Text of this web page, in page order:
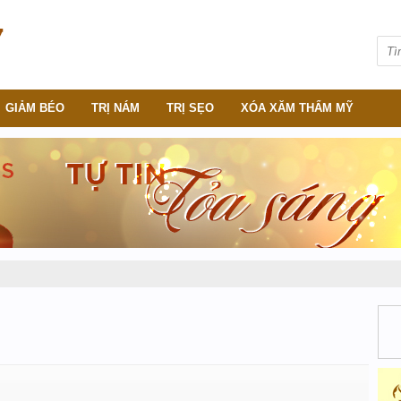
GIẢM BÉO TRỊ NÁM TRỊ SẸO XÓA XĂM THẨM MỸ